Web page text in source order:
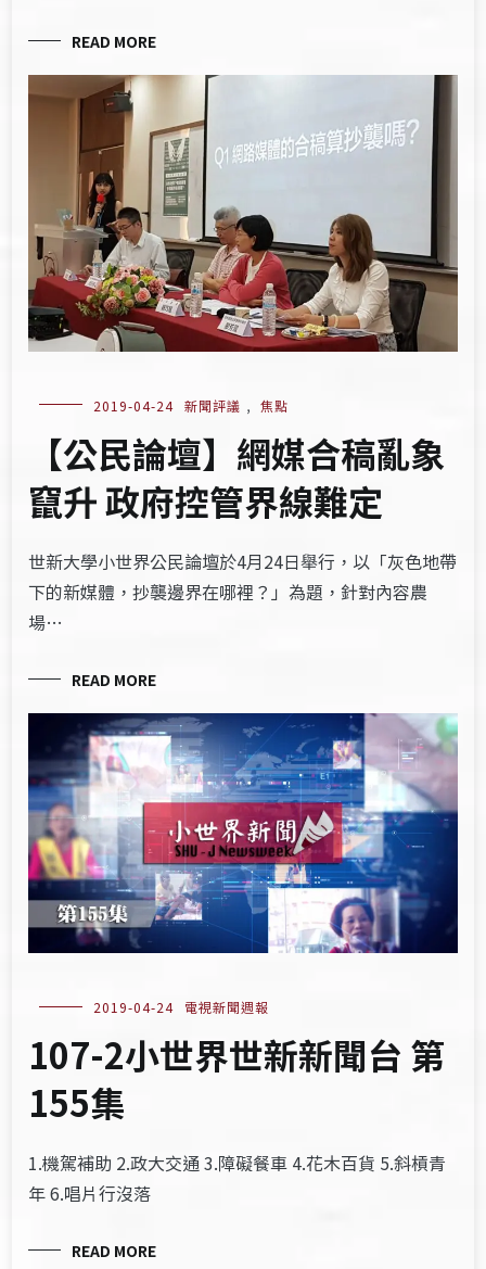
READ MORE
2019-04-24 新聞評議 , 焦點
【公民論壇】網媒合稿亂象
竄升 政府控管界線難定
世新大學小世界公民論壇於4月24日舉行，以「灰色地帶
下的新媒體，抄襲邊界在哪裡？」為題，針對內容農
場…
READ MORE
2019-04-24 電視新聞週報
107-2小世界世新新聞台 第
155集
1.機駕補助 2.政大交通 3.障礙餐車 4.花木百貨 5.斜槓青
年 6.唱片行沒落
READ MORE